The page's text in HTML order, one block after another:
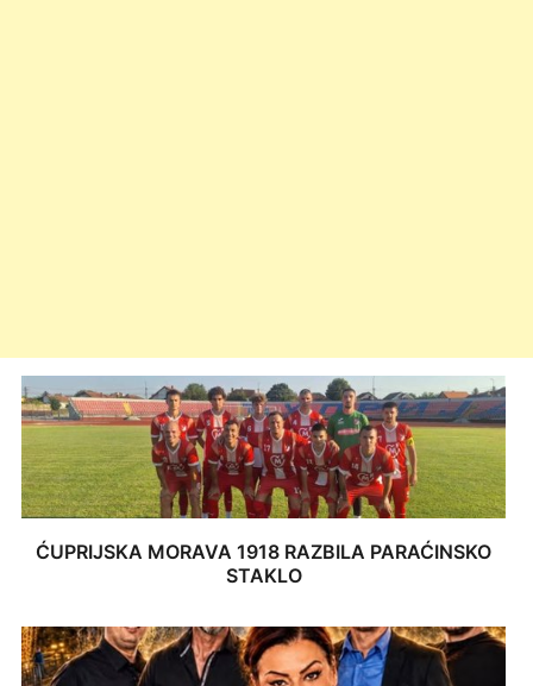
ĆUPRIJSKA MORAVA 1918 RAZBILA PARAĆINSKO
STAKLO